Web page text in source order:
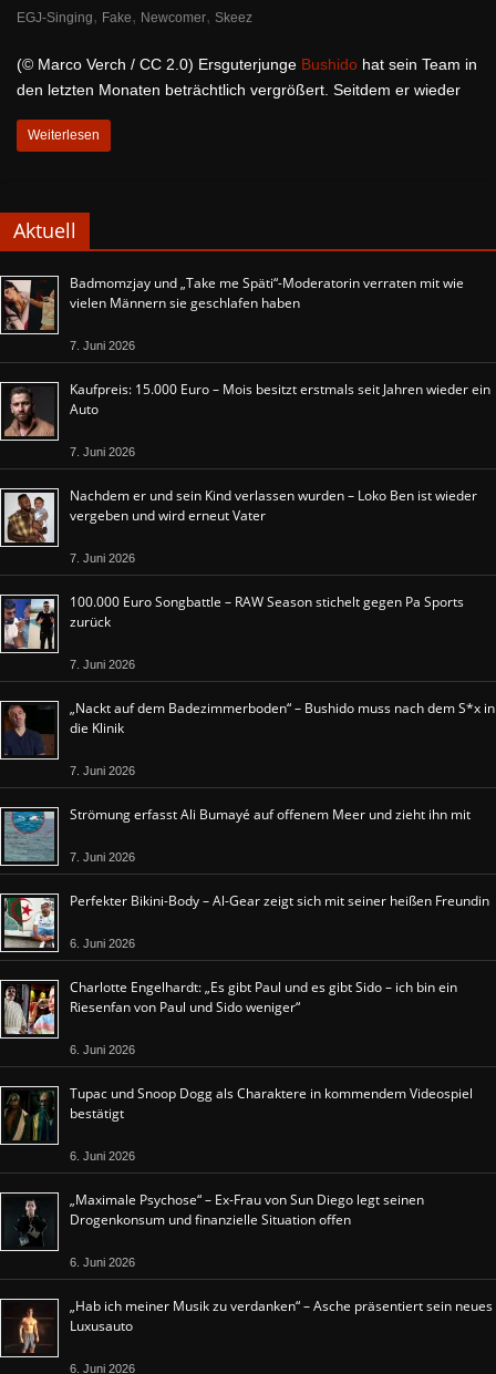
EGJ-Singing, Fake, Newcomer, Skeez
(© Marco Verch / CC 2.0) Ersguterjunge Bushido hat sein Team in
den letzten Monaten beträchtlich vergrößert. Seitdem er wieder
Weiterlesen
Aktuell
Badmomzjay und „Take me Späti“-Moderatorin verraten mit wie
vielen Männern sie geschlafen haben
7. Juni 2026
Kaufpreis: 15.000 Euro – Mois besitzt erstmals seit Jahren wieder ein
Auto
7. Juni 2026
Nachdem er und sein Kind verlassen wurden – Loko Ben ist wieder
vergeben und wird erneut Vater
7. Juni 2026
100.000 Euro Songbattle – RAW Season stichelt gegen Pa Sports
zurück
7. Juni 2026
„Nackt auf dem Badezimmerboden“ – Bushido muss nach dem S*x in
die Klinik
7. Juni 2026
Strömung erfasst Ali Bumayé auf offenem Meer und zieht ihn mit
7. Juni 2026
Perfekter Bikini-Body – Al-Gear zeigt sich mit seiner heißen Freundin
6. Juni 2026
Charlotte Engelhardt: „Es gibt Paul und es gibt Sido – ich bin ein
Riesenfan von Paul und Sido weniger“
6. Juni 2026
Tupac und Snoop Dogg als Charaktere in kommendem Videospiel
bestätigt
6. Juni 2026
„Maximale Psychose“ – Ex-Frau von Sun Diego legt seinen
Drogenkonsum und finanzielle Situation offen
6. Juni 2026
„Hab ich meiner Musik zu verdanken“ – Asche präsentiert sein neues
Luxusauto
6. Juni 2026